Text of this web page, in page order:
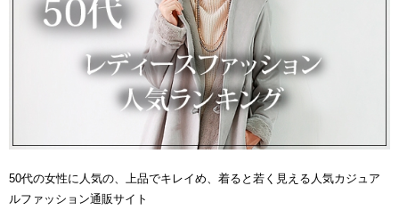
50代の女性に人気の、上品でキレイめ、着ると若く見える人気カジュア
ルファッション通販サイト